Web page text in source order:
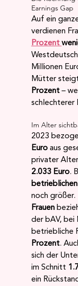
Earnings Gap
Auf ein
verdienen
Prozent
Millionen
Mütter
Prozent –
schlechterer
Im Alter
2023
Euro aus
privater
2.033 Euro.
noch größer.
Frauen
der bAV, bei
betriebliche
Prozent.
sich der
im Schnitt
ein